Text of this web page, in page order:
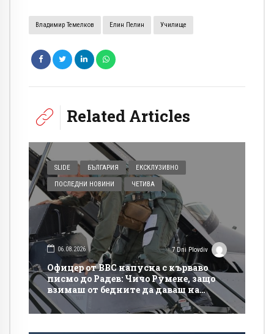
Владимир Темелков Елин Пелин Училище
Related Articles
SLIDE БЪЛГАРИЯ ЕКСКЛУЗИВНО
ПОСЛЕДНИ НОВИНИ ЧЕТИВА
06.08.2026 7 Dni Plovdiv
Офицер от ВВС напусна с кърваво
писмо до Радев: Чичо Румене, защо
взимаш от бедните да даваш на
богатите?